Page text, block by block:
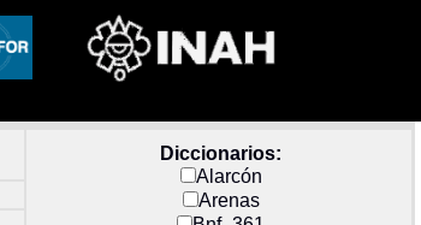
Diccionarios:
Alarcón
Arenas